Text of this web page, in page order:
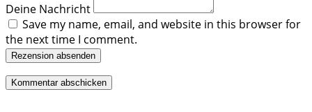
Deine Nachricht
Save my name, email, and website in this browser for
the next time I comment.
Rezension absenden